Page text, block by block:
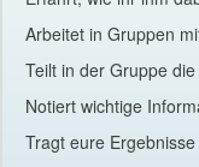
Arbeitet in Gruppen
Teilt in der Gruppe
Notiert wichtige
Tragt eure